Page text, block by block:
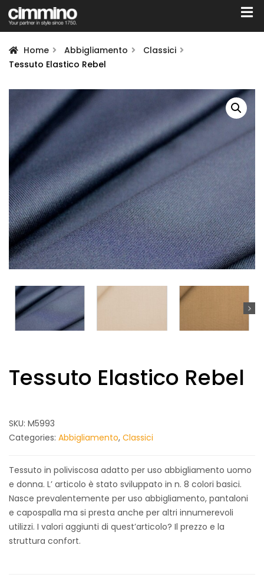
Home Abbigliamento
Classici
Tessuto Elastico Rebel
Tessuto Elastico Rebel
SKU: M5993
Categories: Abbigliamento, Classici
Tessuto in poliviscosa adatto per uso abbigliamento uomo
e donna. L’ articolo è stato sviluppato in n. 8 colori basici.
Nasce prevalentemente per uso abbigliamento, pantaloni
e capospalla ma si presta anche per altri innumerevoli
utilizzi. I valori aggiunti di quest’articolo? Il prezzo e la
struttura confort.